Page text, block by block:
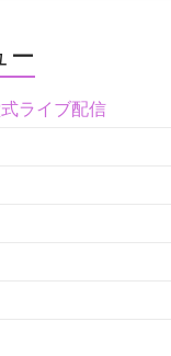
ー
ライブ配信